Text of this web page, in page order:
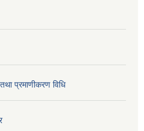
प्रमाणीकरण विधि